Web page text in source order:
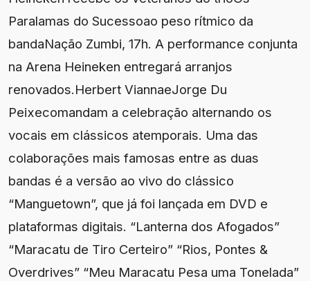
Paralamas do Sucessoao peso rítmico da
bandaNação Zumbi, 17h. A performance conjunta
na Arena Heineken entregará arranjos
renovados.Herbert ViannaeJorge Du
Peixecomandam a celebração alternando os
vocais em clássicos atemporais. Uma das
colaborações mais famosas entre as duas
bandas é a versão ao vivo do clássico
“Manguetown”, que já foi lançada em DVD e
plataformas digitais. “Lanterna dos Afogados”
“Maracatu de Tiro Certeiro” “Rios, Pontes &
Overdrives” “Meu Maracatu Pesa uma Tonelada”